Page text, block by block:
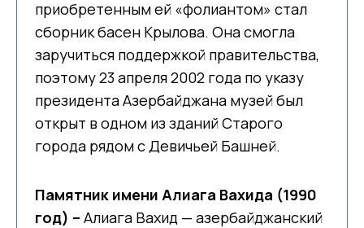
приобретенным ей «фолиантом» стал
сборник басен Крылова. Она смогла
заручиться поддержкой правительства,
поэтому 23 апреля 2002 года по указу
президента Азербайджана музей был
открыт в одном из зданий Старого
города рядом с Девичьей Башней.
Памятник имени Алиага Вахида (1990
год) – Алиага Вахид — азербайджанский